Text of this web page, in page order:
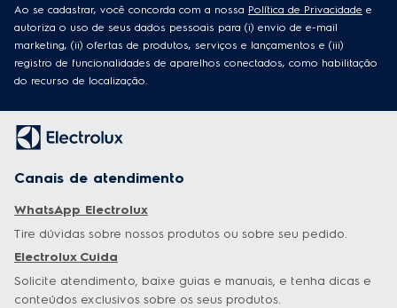
Ao se cadastrar, você concorda com a nossa Política de Privacidade e
autoriza o uso de seus dados pessoais para (i) envio de e-mail
marketing, (ii) ofertas de produtos, serviços e lançamentos e (iii)
registro de funcionalidades de aparelhos conectados, como habilitação
do recurso de localização.
Canais de atendimento
WhatsApp Electrolux
Tire dúvidas sobre nossos produtos ou sobre seu pedido.
Electrolux Cuida
Solicite atendimento, baixe guias e manuais, e tenha dicas e
conteúdos exclusivos sobre os seus produtos.